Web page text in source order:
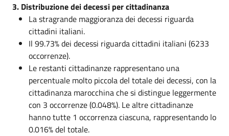
3. Distribuzione dei decessi per cittadinanza
La stragrande maggioranza dei decessi riguarda
cittadini italiani.
Il 99.73% dei decessi riguarda cittadini italiani (6233
occorrenze).
Le restanti cittadinanze rappresentano una
percentuale molto piccola del totale dei decessi, con la
cittadinanza marocchina che si distingue leggermente
con 3 occorrenze (0.048%). Le altre cittadinanze
hanno tutte 1 occorrenza ciascuna, rappresentando lo
0.016% del totale.